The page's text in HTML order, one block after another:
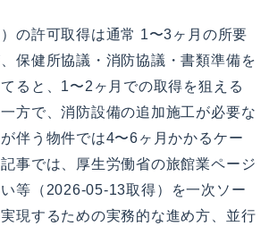
の許可取得は通常 1〜3ヶ月の所要
保健所協議・消防協議・書類準備を
ると、1〜2ヶ月での取得を狙える
方で、消防設備の追加施工が必要な
伴う物件では4〜6ヶ月かかるケー
事では、厚生労働省の旅館業ページ
等（2026-05-13取得）を一次ソー
現するための実務的な進め方、並行